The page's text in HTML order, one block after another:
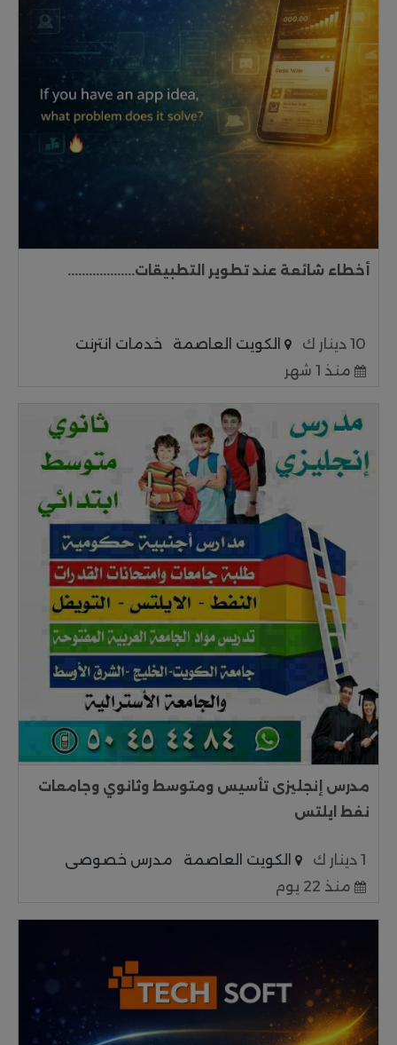
أخطاء شائعة عند تطوير التطبيقات...................
10 دينار ك الكويت العاصمة
خدمات انترنت
منذ 1 شهر
مدرس إنجليزى تأسيس ومتوسط وثانوي وجامعات
نفط ايلتس
1 دينار ك الكويت العاصمة
مدرس خصوصى
منذ 22 يوم